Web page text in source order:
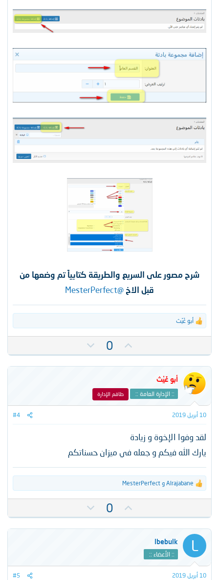
شرح مصور على السريع والطريقة كتابياً تم وضعها من
قبل الاخ @MesterPerfect
ا
ا
ع
ل
ت
أبو غَيْث
أ
ي
د
0
ص
و
س
ب
أبو غَيْث
:: الإدارة العامة :: طاقم الإدارة
10 أبريل 2019 #4
لقد وفوا الإخوة و زيادة
يارك الله فيكم و جعله في ميزان حسناتكم
ا
ا
ع
ل
ت
Alrajabane و MesterPerfect
أ
ي
0
ص
و
س
L
lbebulk
:: الأعضاء ::
10 أبريل 2019 #5